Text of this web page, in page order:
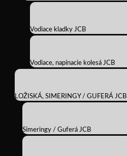
Vodiace kladky JCB
Vodiace, napínacie kolesá JCB
LOŽISKÁ, SIMERINGY / GUFERÁ JCB
Simeringy / Guferá JCB